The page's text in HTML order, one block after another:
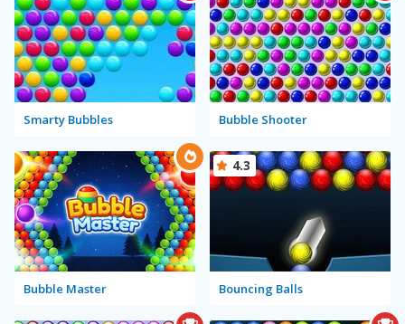
Smarty Bubbles Bubble Shooter
Bubble Master Bouncing Balls
4.3